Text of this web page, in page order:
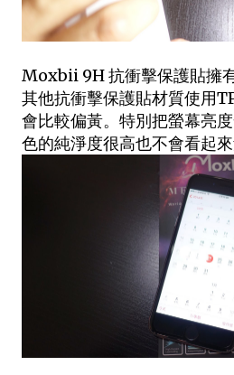
Moxbii 9H 抗衝擊保護貼擁
其他抗衝擊保護貼材質使用
會比較偏黃。特別把螢幕亮
色的純淨度很高也不會看起來